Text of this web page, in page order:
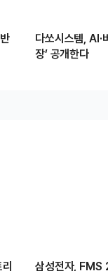
다쏘시스템, AI·
장’ 공개한다
삼성전자, FMS